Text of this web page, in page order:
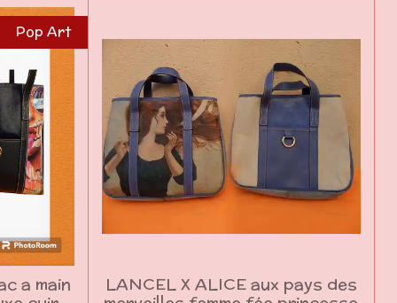
Pop Art
a main
LANCEL X ALICE aux pays des